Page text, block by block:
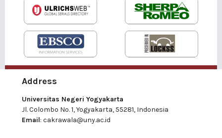
Address
Universitas Negeri Yogyakarta
Jl. Colombo No. 1, Yogyakarta, 55281, Indonesia
Email: cakrawala@uny.ac.id